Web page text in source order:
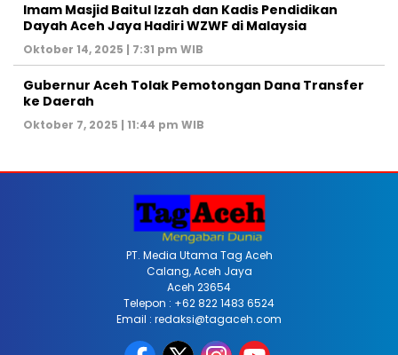
Imam Masjid Baitul Izzah dan Kadis Pendidikan
Dayah Aceh Jaya Hadiri WZWF di Malaysia
Oktober 14, 2025 | 7:31 pm WIB
Gubernur Aceh Tolak Pemotongan Dana Transfer
ke Daerah
Oktober 7, 2025 | 11:44 pm WIB
PT. Media Utama Tag Aceh
Calang, Aceh Jaya
Aceh 23654
Telepon : +62 822 1483 6524
Email : redaksi@tagaceh.com